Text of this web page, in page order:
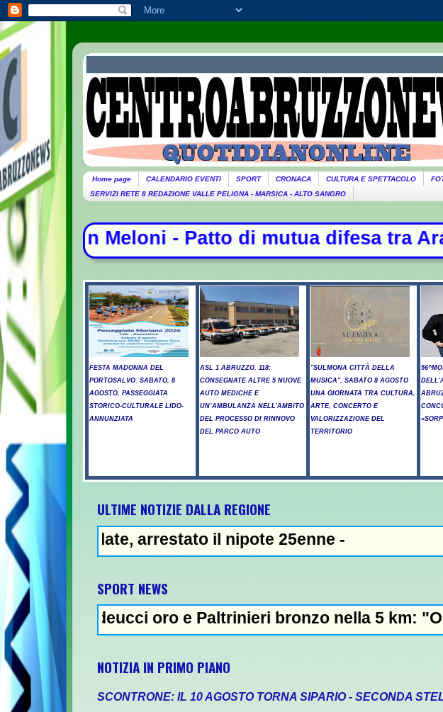
Home page CALENDARIO EVENTI SPORT CRONACA CULTURA E SPETTACOLO
SERVIZI RETE 8 REDAZIONE VALLE PELIGNA - MARSICA - ALTO SANGRO
Patto di mutua difesa tra Arabia
FESTA MADONNA DEL
PORTOSALVO. SABATO, 8
AGOSTO, PASSEGGIATA
STORICO-CULTURALE LIDO-
ANNUNZIATA
ASL 1 ABRUZZO, 118:
CONSEGNATE ALTRE 5 NUOVE
AUTO MEDICHE E
UN’AMBULANZA NELL’AMBITO
DEL PROCESSO DI RINNOVO
DEL PARCO AUTO
"SULMONA CITTÀ DELLA
MUSICA", SABATO 8 AGOSTO
UNA GIORNATA TRA CULTURA,
ARTE, CONCERTO E
VALORIZZAZIONE DEL
TERRITORIO
ULTIME NOTIZIE DALLA REGIONE
arrestato il nipote 25enne -
SPORT NEWS
oro e Paltrinieri bronzo nella 5 km: "Ora ci
NOTIZIA IN PRIMO PIANO
SCONTRONE: IL 10 AGOSTO TORNA SIPARIO - SECONDA
NEWS IN EVIDENZA -